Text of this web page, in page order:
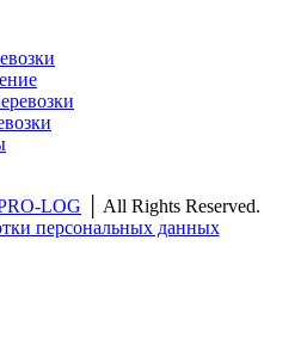
LOG │ All Rights Reserved.
персональных данных